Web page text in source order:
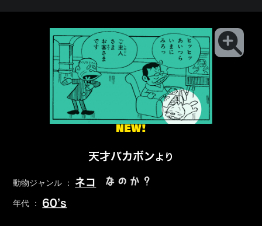
NEW!
天才バカボンより
動物ジャンル ： ネコ なのか？
年代 ： 60’s